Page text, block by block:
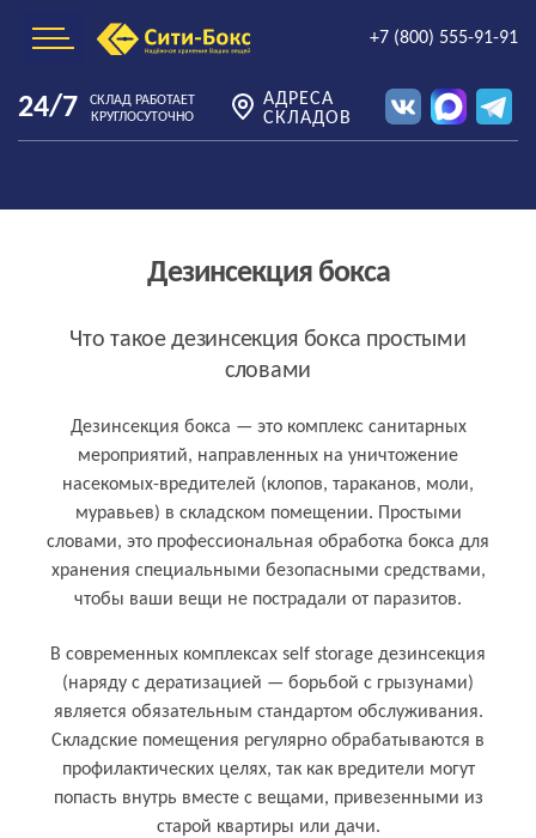
+7 (800) 555-91-91
24/7
СКЛАД РАБОТАЕТ
КРУГЛОСУТОЧНО
АДРЕСА
СКЛАДОВ
Дезинсекция бокса
Что такое дезинсекция бокса простыми
словами
Дезинсекция бокса — это комплекс санитарных
мероприятий, направленных на уничтожение
насекомых-вредителей (клопов, тараканов, моли,
муравьев) в складском помещении. Простыми
словами, это профессиональная обработка бокса для
хранения специальными безопасными средствами,
чтобы ваши вещи не пострадали от паразитов.
В современных комплексах self storage дезинсекция
(наряду с дератизацией — борьбой с грызунами)
является обязательным стандартом обслуживания.
Складские помещения регулярно обрабатываются в
профилактических целях, так как вредители могут
попасть внутрь вместе с вещами, привезенными из
старой квартиры или дачи.